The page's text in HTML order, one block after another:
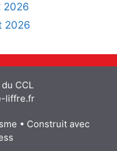
2026
2026
CCL
liffre.fr
• Construit avec